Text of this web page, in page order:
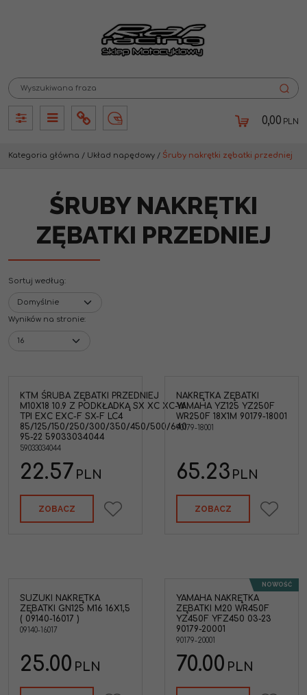
PanelPanelInfo Lang 0,00 PLN
Kategoria główna / Układ napędowy / Śruby nakrętki zębatki przedniej
ŚRUBY NAKRĘTKI
ZĘBATKI PRZEDNIEJ
Sortuj według:
Wyników na stronie:
KTM ŚRUBA ZĘBATKI PRZEDNIEJ
M10X18 10.9 Z PODKŁADKĄ SX XC XC-W
TPI EXC EXC-F SX-F LC4
85/125/150/250/300/350/450/500/640
95-22 59033034044
59033034044
22.57 PLN
ZOBACZ
Yamaha 90179-18001
Nakrętka zębatki YZ125
YZ250F WR250F 18x1m
Marka pojazdu
YAMAHA
NAKRĘTKA ZĘBATKI
YAMAHA YZ125 YZ250F
WR250F 18X1M 90179-18001
90179-18001
65.23 PLN
ZOBACZ
SUZUKI NAKRĘTKA
ZĘBATKI GN125 M16 16X1,5
( 09140-16017 )
09140-16017
25.00 PLN
Yamaha 90179-20001
Nakrętka zębatki M20 na
klucz 30mm WR450F
NOWOŚĆ
YAMAHA NAKRĘTKA
ZĘBATKI M20 WR450F
YZ450F YFZ450 03-23
90179-20001
90179-20001
70.00 PLN